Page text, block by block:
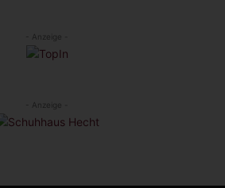
- Anzeige -
- Anzeige -